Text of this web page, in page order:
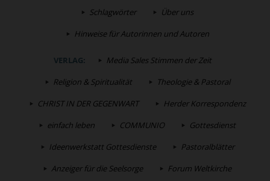
Schlagwörter
Über uns
Hinweise für Autorinnen und Autoren
VERLAG:
Media Sales Stimmen der Zeit
Religion & Spiritualität
Theologie & Pastoral
CHRIST IN DER GEGENWART
Herder Korrespondenz
einfach leben
COMMUNIO
Gottesdienst
Ideenwerkstatt Gottesdienste
Pastoralblätter
Anzeiger für die Seelsorge
Forum Weltkirche